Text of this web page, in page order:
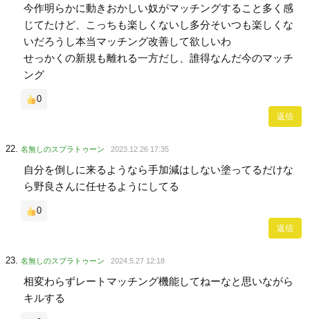
今作明らかに動きおかしい奴がマッチングすること多く感
じてたけど、こっちも楽しくないし多分そいつも楽しくな
いだろうし本当マッチング改善して欲しいわ
せっかくの新規も離れる一方だし、誰得なんだ今のマッチ
ング
0
返信
名無しのスプラトゥーン 2023.12.26 17:35
自分を倒しに来るようなら手加減はしない塗ってるだけな
ら野良さんに任せるようにしてる
0
返信
名無しのスプラトゥーン 2024.5.27 12:18
相変わらずレートマッチング機能してねーなと思いながら
キルする